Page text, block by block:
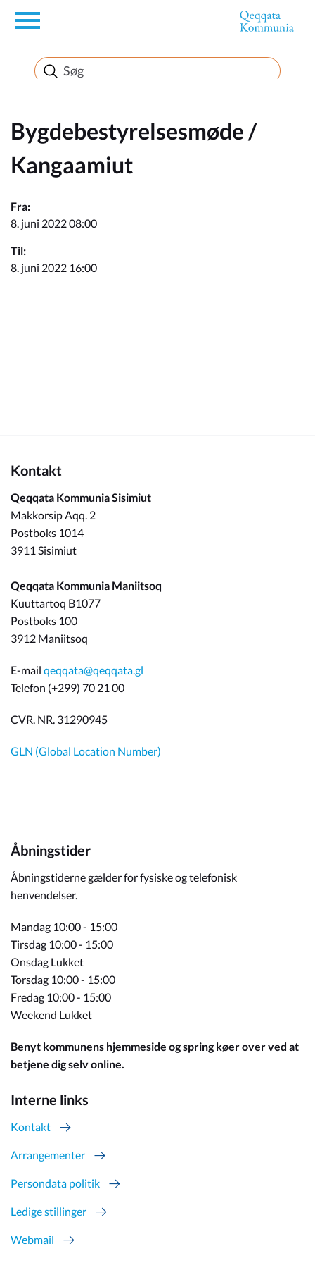
en
Borger
Erhverv
Politik
Turisme
Selvbetjening
Bygdebestyrelsesmøde /
Kangaamiut
Fra:
8. juni 2022 08:00
Til:
8. juni 2022 16:00
Kontakt
Qeqqata Kommunia Sisimiut
Makkorsip Aqq. 2
Postboks 1014
3911 Sisimiut
Qeqqata Kommunia Maniitsoq
Kuuttartoq B1077
Postboks 100
3912 Maniitsoq
E-mail qeqqata@qeqqata.gl
Telefon (+299) 70 21 00
CVR. NR. 31290945
GLN (Global Location Number)
Åbningstider
Åbningstiderne gælder for fysiske og telefonisk
henvendelser.
Mandag 10:00 - 15:00
Tirsdag 10:00 - 15:00
Onsdag Lukket
Torsdag 10:00 - 15:00
Fredag 10:00 - 15:00
Weekend Lukket
Benyt kommunens hjemmeside og spring køer over ved at
betjene dig selv online.
Interne links
Kontakt
Arrangementer
Persondata politik
Ledige stillinger
Webmail